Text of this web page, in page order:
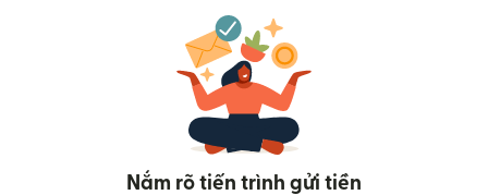
Nắm rõ tiến trình gửi tiền